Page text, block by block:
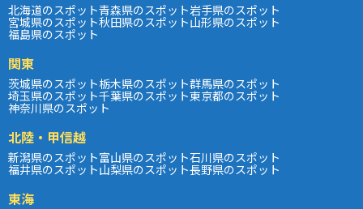
北海道のスポット青森県のスポット岩手県のスポット
宮城県のスポット秋田県のスポット山形県のスポット
福島県のスポット
関東
茨城県のスポット栃木県のスポット群馬県のスポット
埼玉県のスポット千葉県のスポット東京都のスポット
神奈川県のスポット
北陸・甲信越
新潟県のスポット富山県のスポット石川県のスポット
福井県のスポット山梨県のスポット長野県のスポット
東海